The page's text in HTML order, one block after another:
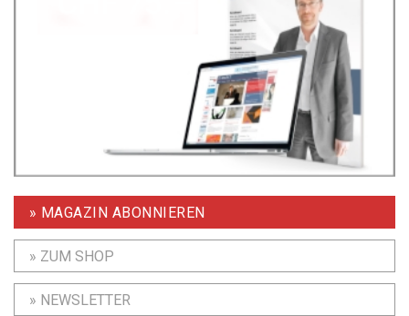
» MAGAZIN ABONNIEREN
» ZUM SHOP
» NEWSLETTER